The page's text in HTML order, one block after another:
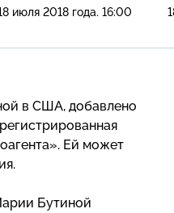
июля 2018 года. 16:00
в США, добавлено
Ей может
Бутиной